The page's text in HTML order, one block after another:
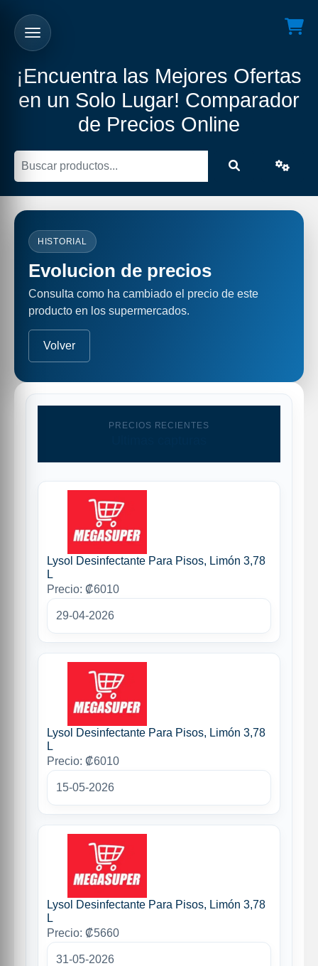
¡Encuentra las Mejores Ofertas
en un Solo Lugar! Comparador
de Precios Online
HISTORIAL
Evolucion de precios
Consulta como ha cambiado el precio de este
producto en los supermercados.
Volver
PRECIOS RECIENTES
Lysol Desinfectante Para Pisos, Limón 3,78
L
Precio: ₡6010
29-04-2026
Lysol Desinfectante Para Pisos, Limón 3,78
L
Precio: ₡6010
15-05-2026
Lysol Desinfectante Para Pisos, Limón 3,78
L
Precio: ₡5660
31-05-2026